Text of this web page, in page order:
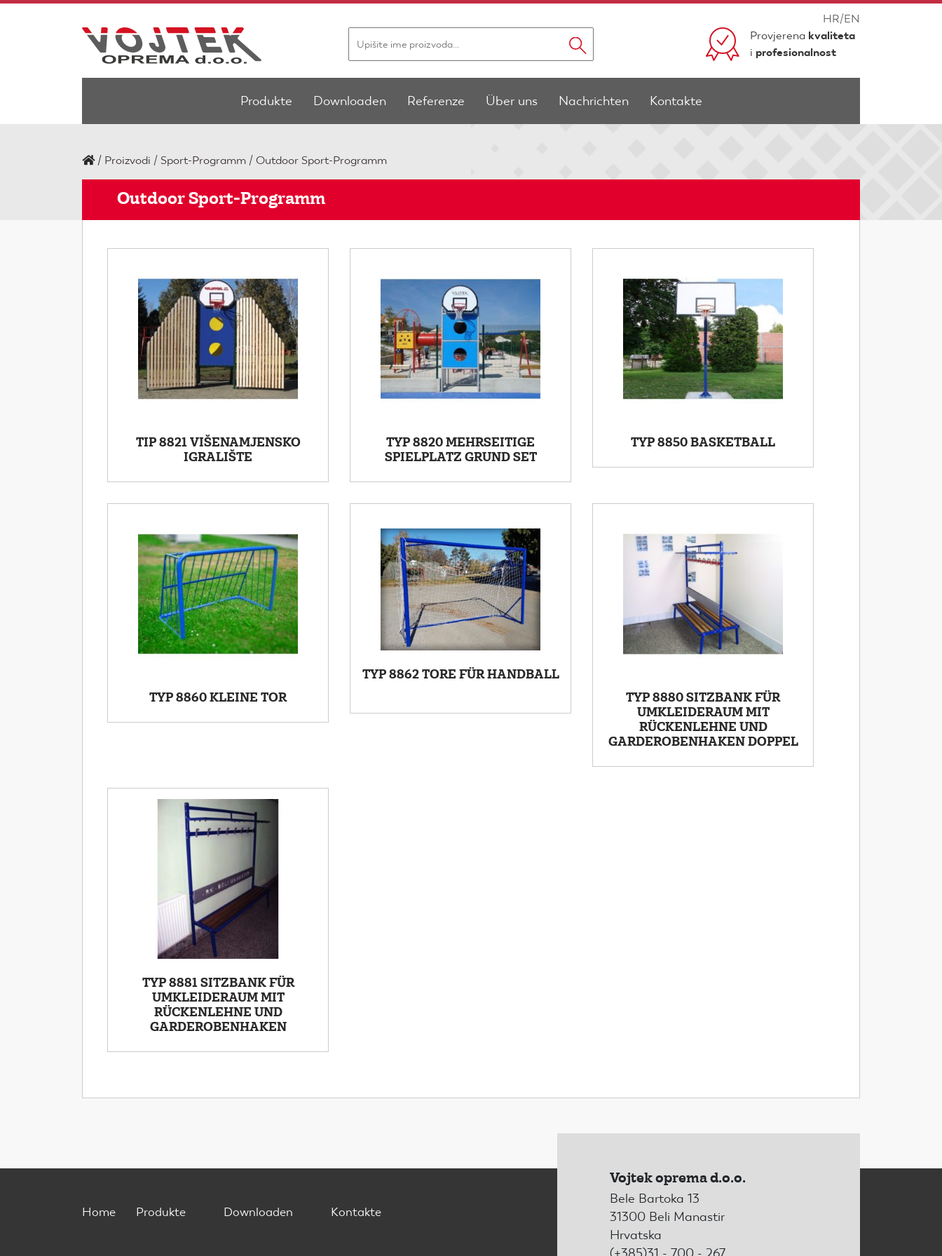
HR/EN
Provjerena kvaliteta
i profesionalnost
Produkte Downloaden Referenze Über uns Nachrichten Kontakte
/ Proizvodi Sport-Programm Outdoor Sport-Programm
Outdoor Sport-Programm
TIP 8821 VIŠENAMJENSKO
IGRALIŠTE
TYP 8820 MEHRSEITIGE
SPIELPLATZ GRUND SET
TYP 8850 BASKETBALL
TYP 8860 KLEINE TOR
TYP 8862 TORE FÜR HANDBALL
TYP 8880 SITZBANK FÜR
UMKLEIDERAUM MIT
RÜCKENLEHNE UND
GARDEROBENHAKEN DOPPEL
TYP 8881 SITZBANK FÜR
UMKLEIDERAUM MIT
RÜCKENLEHNE UND
GARDEROBENHAKEN
Home Produkte Downloaden Kontakte
Vojtek oprema d.o.o.
Bele Bartoka 13
31300 Beli Manastir
Hrvatska
(+385)31 - 700 - 267